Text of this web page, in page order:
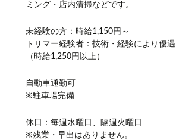
ミング・店内清掃などです。
未経験の方：時給1,150円～
トリマー経験者：技術・経験により優遇
（時給1,250円以上）
自動車通勤可
※駐車場完備
休日：毎週水曜日、隔週火曜日
※残業・早出はありません。